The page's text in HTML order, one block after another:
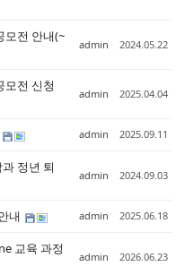
모전 안내(~
admin 2024.05.22
모전 신청
admin 2025.04.04
admin 2025.09.11
정년 퇴
admin 2024.09.03
내 admin 2025.06.18
교육 과정
admin 2026.06.23